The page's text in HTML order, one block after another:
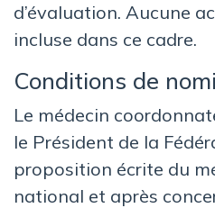
d’évaluation. Aucune
incluse dans ce cadre.
Conditions de
Le médecin
le Président de la
proposition écrite du
national et après